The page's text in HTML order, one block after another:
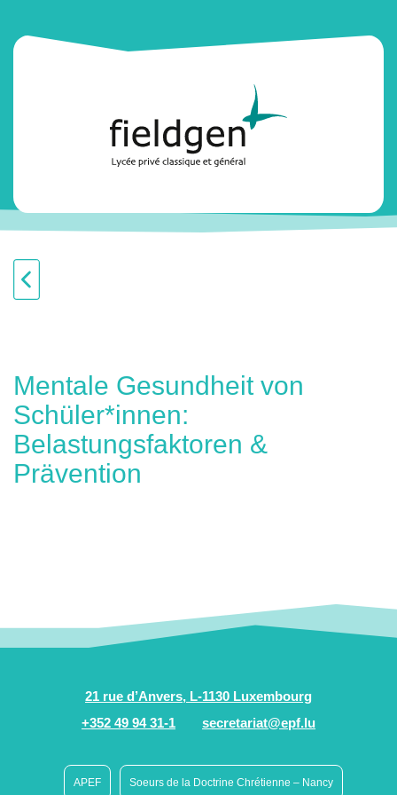
Mentale Gesundheit von
Schüler*innen:
Belastungsfaktoren &
Prävention
21 rue d’Anvers, L-1130 Luxembourg
+352 49 94 31-1
secretariat@epf.lu
APEF Soeurs de la Doctrine Chrétienne – Nancy